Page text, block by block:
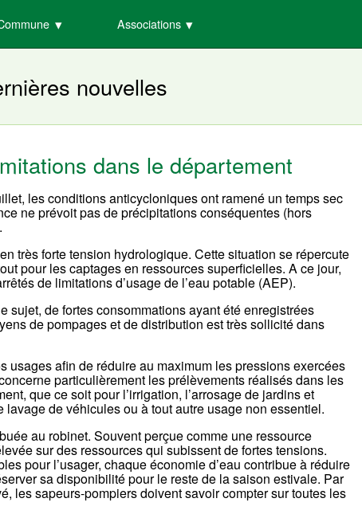
Associations
nouvelles
dans le département
les conditions anticycloniques ont ramené un temps sec
ne prévoit pas de précipitations conséquentes (hors
très forte tension hydrologique. Cette situation se répercute
pour les captages en ressources superficielles. A ce jour,
de limitations d’usage de l’eau potable (AEP).
sujet, de fortes consommations ayant été enregistrées
de pompages et de distribution est très sollicité dans
usages afin de réduire au maximum les pressions exercées
particulièrement les prélèvements réalisés dans les
que ce soit pour l’irrigation, l’arrosage de jardins et
de véhicules ou à tout autre usage non essentiel.
au robinet. Souvent perçue comme une ressource
sur des ressources qui subissent de fortes tensions.
pour l’usager, chaque économie d’eau contribue à réduire
sa disponibilité pour le reste de la saison estivale. Par
les sapeurs-pompiers doivent savoir compter sur toutes les